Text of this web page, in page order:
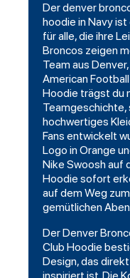
Derdenver
hoodie in Navy
für alle, die ihre
Broncos zeigen
Team aus
AmericanFootball
Hoodie trägst du
Teamgeschichte,
hochwertiges
Fans entwickelt
Logo in Orange
Nike Swoosh auf
Hoodie sofort
auf dem Weg
gemütlichen
Der Denver
Club Hoodie
Design, das